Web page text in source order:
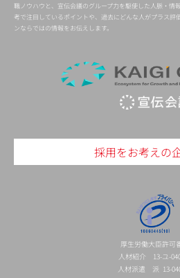
職ノウハウと、宣伝会議のグループ力を駆使した人脈・情
考で注目しているポイントや、過去にどんな人がプラス評
ンならではの情報をお伝えします。
採用をお考えの
厚生労働大臣許可
人材紹介 13-ユ-
人材派遣 派 13-